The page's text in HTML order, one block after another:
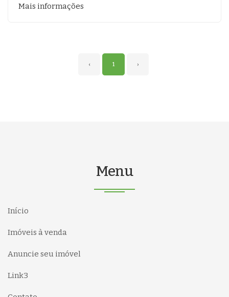
Mais informações
‹ 1 ›
Menu
Início
Imóveis à venda
Anuncie seu imóvel
Link3